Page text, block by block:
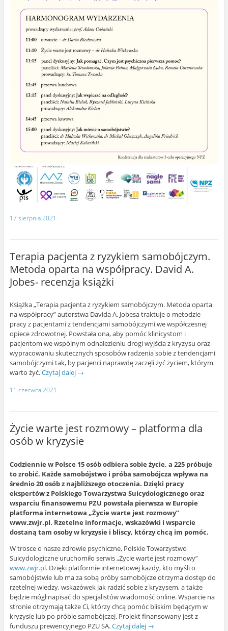
17 sierpnia 2021
Terapia pacjenta z ryzykiem samobójczym.
Metoda oparta na współpracy. David A.
Jobes- recenzja książki
Książka „Terapia pacjenta z ryzykiem samobójczym. Metoda oparta
na współpracy” autorstwa Davida A. Jobesa traktuje o metodzie
pracy z pacjentami z tendencjami samobójczymi we współczesnej
opiece zdrowotnej. Powstała ona, aby pomóc klinicystom i
pacjentom we wspólnym odnalezieniu drogi wyjścia z kryzysu oraz
wypracowaniu skutecznych sposobów radzenia sobie z tendencjami
samobójczymi tak, by pacjenci naprawdę zaczęli żyć życiem, którym
warto żyć.Czytaj dalej →
11 czerwca 2021
Życie warte jest rozmowy – platforma dla
osób w kryzysie
Codziennie w Polsce 15 osób odbiera sobie życie, a 225 próbuje
to zrobić. Każde samobójstwo i próba samobójcza wpływa na
średnio 20 osób z najbliższego otoczenia. Dzięki pracy
ekspertów z Polskiego Towarzystwa Suicydologicznego oraz
wsparciu finansowemu PZU powstała pierwsza w Europie
platforma internetowa „Życie warte jest rozmowy”
www.zwjr.pl. Rzetelne informacje, wskazówki i wsparcie
dostaną tam osoby w kryzysie i bliscy, którzy chcą im pomóc.
W trosce o nasze zdrowie psychiczne, Polskie Towarzystwo
Suicydologiczne uruchomiło serwis „Życie warte jest rozmowy”
www.zwjr.pl. Dzięki platformie internetowej każdy, kto myśli o
samobójstwie lub ma za sobą próby samobójcze otrzyma dostęp do
rzetelnej wiedzy, wskazówek jak radzić sobie z kryzysem, a także
będzie mógł napisać do specjalistów wiadomość online. Wsparcie na
stronie otrzymają także Ci, którzy chcą pomóc bliskim będącym w
kryzysie lub po próbie samobójczej. Projekt finansowany jest z
funduszu prewencyjnego PZU SA.Czytaj dalej →